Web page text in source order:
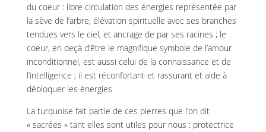
du coeur : libre circulation des énergies représentée par
la sève de l’arbre, élévation spirituelle avec ses branches
tendues vers le ciel, et ancrage de par ses racines ; le
coeur, en deçà d’être le magnifique symbole de l’amour
inconditionnel, est aussi celui de la connaissance et de
l’intelligence ; il est réconfortant et rassurant et aide à
débloquer les énergies.
La turquoise fait partie de ces pierres que l’on dit
« sacrées » tant elles sont utiles pour nous : protectrice